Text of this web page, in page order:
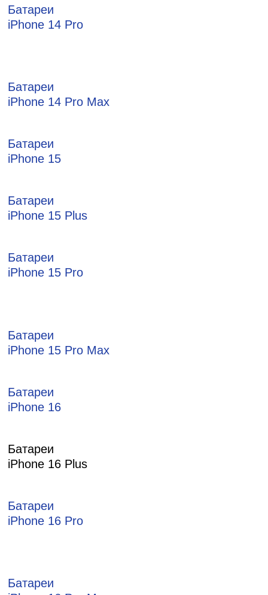
Батареи
iPhone 14 Pro
Батареи
iPhone 14 Pro Max
Батареи
iPhone 15
Батареи
iPhone 15 Plus
Батареи
iPhone 15 Pro
Батареи
iPhone 15 Pro Max
Батареи
iPhone 16
Батареи
iPhone 16 Plus
Батареи
iPhone 16 Pro
Батареи